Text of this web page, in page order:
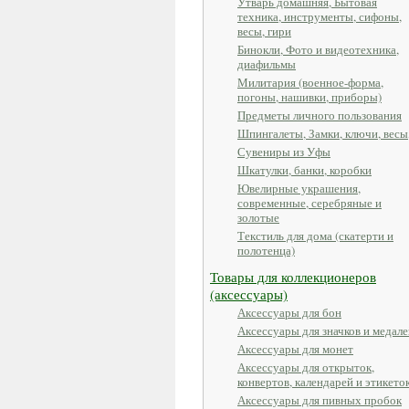
техника, инструменты, сифоны,
весы, гири
Бинокли, Фото и видеотехника,
диафильмы
Милитария (военное-форма,
погоны, нашивки, приборы)
Предметы личного пользования
Шпингалеты, Замки, ключи,
Сувениры из Уфы
Шкатулки, банки, коробки
Ювелирные украшения,
современные, серебряные и
золотые
Текстиль для дома (скатерти и
полотенца)
Товары для коллекционеров
(аксессуары)
Аксессуары для бон
Аксессуары для значков и
Аксессуары для монет
Аксессуары для открыток,
конвертов, календарей и
Аксессуары для пивных пробок